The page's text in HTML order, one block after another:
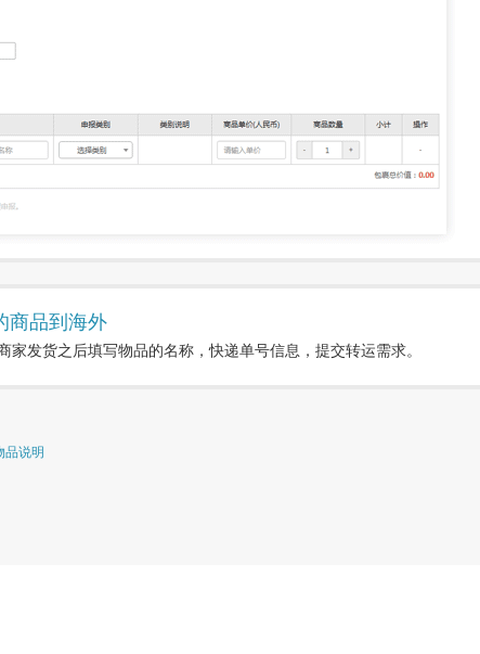
商品到海外
发货之后填写物品的名称，快递单号信息，提交转运需求。
品说明